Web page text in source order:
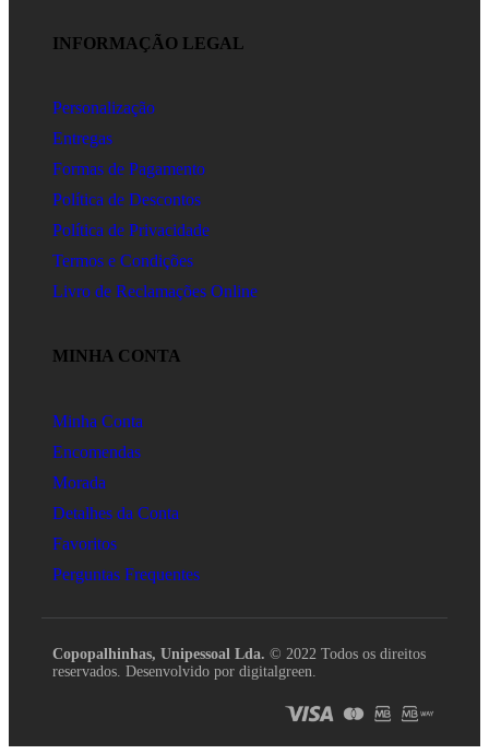
INFORMAÇÃO LEGAL
Personalização
Entregas
Formas de Pagamento
Política de Descontos
Política de Privacidade
Termos e Condições
Livro de Reclamações Online
MINHA CONTA
Minha Conta
Encomendas
Morada
Detalhes da Conta
Favoritos
Perguntas Frequentes
Copopalhinhas, Unipessoal Lda. © 2022 Todos os direitos
reservados. Desenvolvido por digitalgreen.